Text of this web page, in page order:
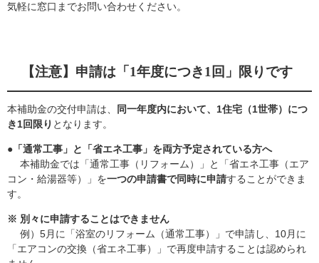
気軽に窓口までお問い合わせください。
【注意】申請は「1年度につき1回」限りです
本補助金の交付申請は、
同一年度内において、1住宅（1世帯）につ
き1回限り となります。
●「通常工事」と「省エネ工事」を両方予定されている方へ
本補助金では「通常工事（リフォーム）」と「省エネ工事（エア
コン・給湯器等）」を一つの申請書で同時に申請することができま
す。
※ 別々に申請することはできません
例）5月に「浴室のリフォーム（通常工事）」で申請し、10月に
「エアコンの交換（省エネ工事）」で再度申請することは認められ